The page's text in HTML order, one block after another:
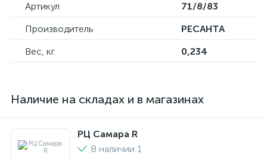
Артикул
71/8/83
Производитель
РЕСАНТА
Вес, кг
0,234
Наличие на складах и в магазинах
РЦ Самара R
В наличии 1